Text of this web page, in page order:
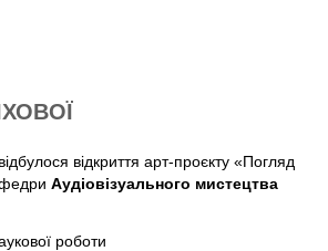
відбулося відкриття арт-проєкту «Погляд
Аудіовізуального мистецтва
роботи